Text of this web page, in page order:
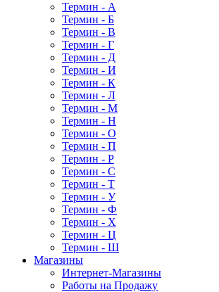
Термин - А
Термин - Б
Термин - В
Термин - Г
Термин - Д
Термин - И
Термин - К
Термин - Л
Термин - М
Термин - Н
Термин - О
Термин - П
Термин - Р
Термин - С
Термин - Т
Термин - У
Термин - Ф
Термин - Х
Термин - Ц
Термин - Ш
Магазины
Интернет-Магазины
Работы на Продажу